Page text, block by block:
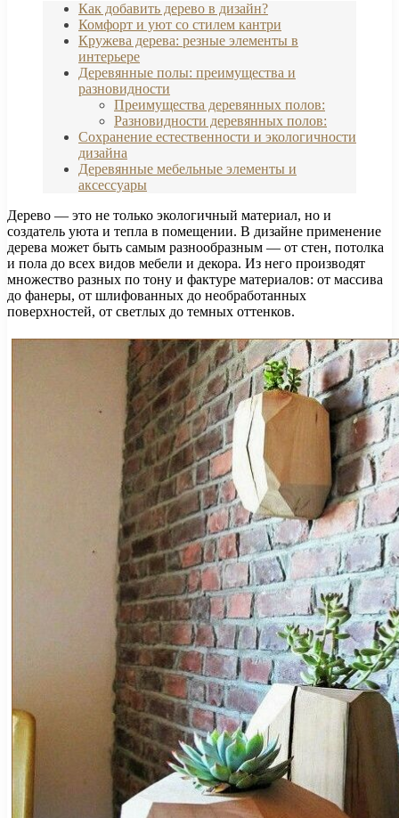
Как добавить дерево в дизайн?
Комфорт и уют со стилем кантри
Кружева дерева: резные элементы в
интерьере
Деревянные полы: преимущества и
разновидности
Преимущества деревянных полов:
Разновидности деревянных полов:
Сохранение естественности и экологичности
дизайна
Деревянные мебельные элементы и
аксессуары
Дерево — это не только экологичный материал, но и
создатель уюта и тепла в помещении. В дизайне применение
дерева может быть самым разнообразным — от стен, потолка
и пола до всех видов мебели и декора. Из него производят
множество разных по тону и фактуре материалов: от массива
до фанеры, от шлифованных до необработанных
поверхностей, от светлых до темных оттенков.